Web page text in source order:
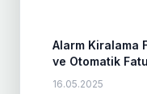
Alarm Kiralama
ve Otomatik
16.05.2025